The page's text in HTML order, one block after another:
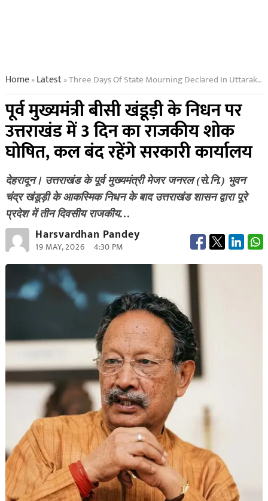
Home»Latest»Three Days Of State Mourning Declared In Uttarakhand On The Death Of Former Chief Minister Bc Khanduri Government Offices Will Remain Closed Tomorrow
पूर्व मुख्यमंत्री बीसी खंडूड़ी के निधन पर
उत्तराखंड में 3 दिन का राजकीय शोक
घोषित, कल बंद रहेंगे सरकारी कार्यालय
देहरादून। उत्तराखंड के पूर्व मुख्यमंत्री मेजर जनरल (से.नि.) भुवन
चंद्र खंडूड़ी के आकस्मिक निधन के बाद उत्तराखंड शासन द्वारा पूरे
प्रदेश में तीन दिवसीय राजकीय…
Harsvardhan Pandey
19 MAY, 2026 4:30 PM